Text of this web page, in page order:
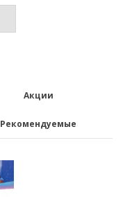
Акции
Рекомендуемые